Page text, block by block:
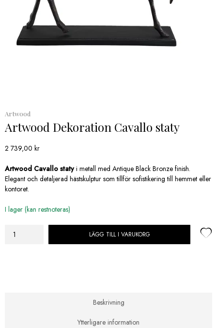
Artwood
Artwood Dekoration Cavallo staty
2 739,00 kr
Artwood Cavallo statyi metall med Antique Black Bronze finish.
Elegant och detaljerad hästskulptur som tillför sofistikering till hemmet eller
kontoret.
I lager (kan restnoteras)
Artwood
LÄGG TILL I VARUKORG
Beskrivning
Ytterligare information